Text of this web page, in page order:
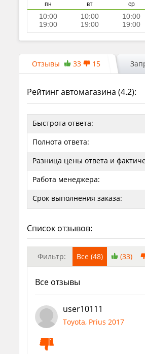
пн вт ср
10:00
19:00
10:00
19:00
10:00
19:00
Отзывы 33 15
Рейтинг автомагазина (4.2):
Быстрота ответа:
Полнота ответа:
Разница цены ответа и
Работа менеджера:
Срок выполнения заказа:
Список отзывов:
Фильтр: Все (48) (33)
Все отзывы
user10111
Toyota, Prius 2017